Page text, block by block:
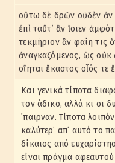
οὕτω δὲ δρῶν οὐδὲν ἂν
ἐπὶ ταὔτ᾽ ἂν ἴοιεν
τεκμήριον ἂν φαίη τις
ἀναγκαζόμενος, ὡς οὐκ
οἴηται ἕκαστος οἷός τε
Και γενικά τίποτα
τον άδικο, αλλά κι οι
᾽παιρναν. Τίποτα
καλύτερ᾽ απ᾽ αυτό το
δίκαιος από
είναι πράγμα